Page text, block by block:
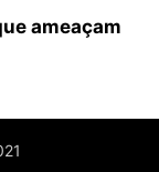
ameaçam